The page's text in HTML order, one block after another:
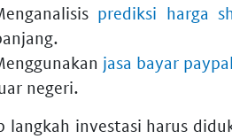
prediksi harga
jasa bayar paypal
negeri.
langkah investasi harus